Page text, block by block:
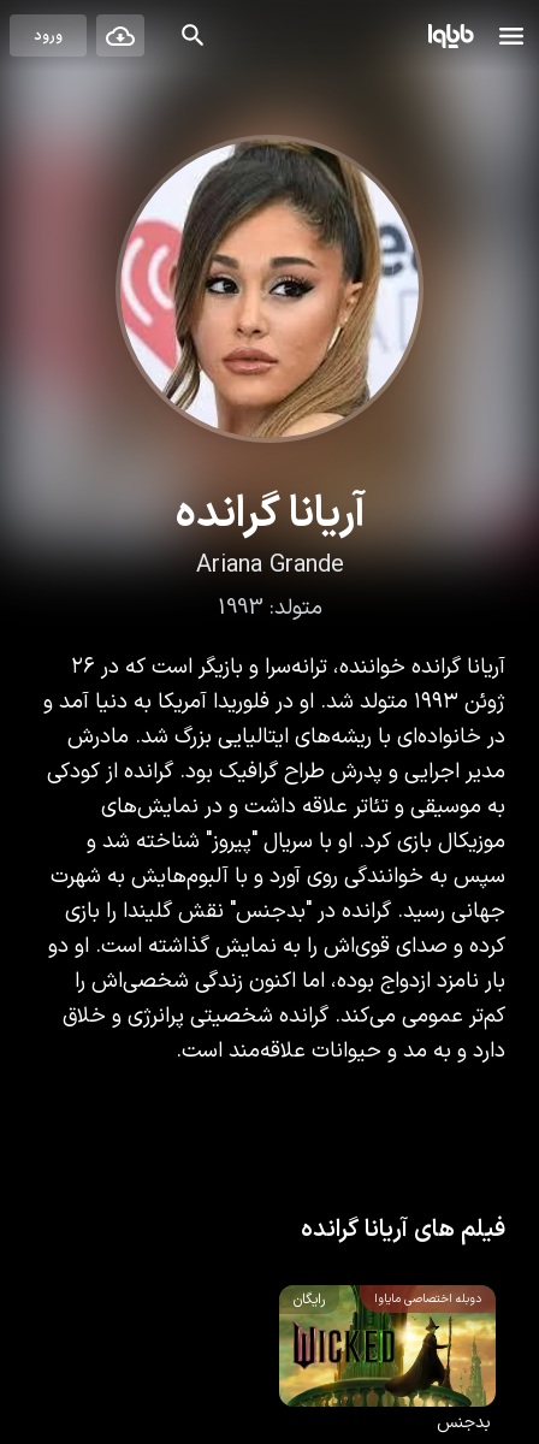
ورود
آریانا گرانده
Ariana Grande
متولد: 1993
آریانا گرانده خواننده، ترانه‌سرا و بازیگر است که در ۲۶
ژوئن ۱۹۹۳ متولد شد. او در فلوریدا آمریکا به دنیا آمد و
در خانواده‌ای با ریشه‌های ایتالیایی بزرگ شد. مادرش
مدیر اجرایی و پدرش طراح گرافیک بود. گرانده از کودکی
به موسیقی و تئاتر علاقه داشت و در نمایش‌های
موزیکال بازی کرد. او با سریال "پیروز" شناخته شد و
سپس به خوانندگی روی آورد و با آلبوم‌هایش به شهرت
جهانی رسید. گرانده در "بدجنس" نقش گلیندا را بازی
کرده و صدای قوی‌اش را به نمایش گذاشته است. او دو
بار نامزد ازدواج بوده، اما اکنون زندگی شخصی‌اش را
کم‌تر عمومی می‌کند. گرانده شخصیتی پرانرژی و خلاق
دارد و به مد و حیوانات علاقه‌مند است.
فیلم های آریانا گرانده
دوبله اختصاصی مایاوا رایگان
بدجنس